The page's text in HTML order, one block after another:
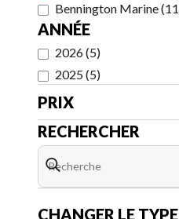
Bennington Marine(11
ANNÉE
2026(5)
2025(5)
PRIX
RECHERCHER
CHANGER LE TYPE